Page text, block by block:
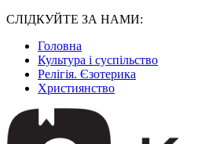
СЛІДКУЙТЕ ЗА НАМИ:
Головна
Культура і суспільство
Релігія. Єзотерика
Християнство